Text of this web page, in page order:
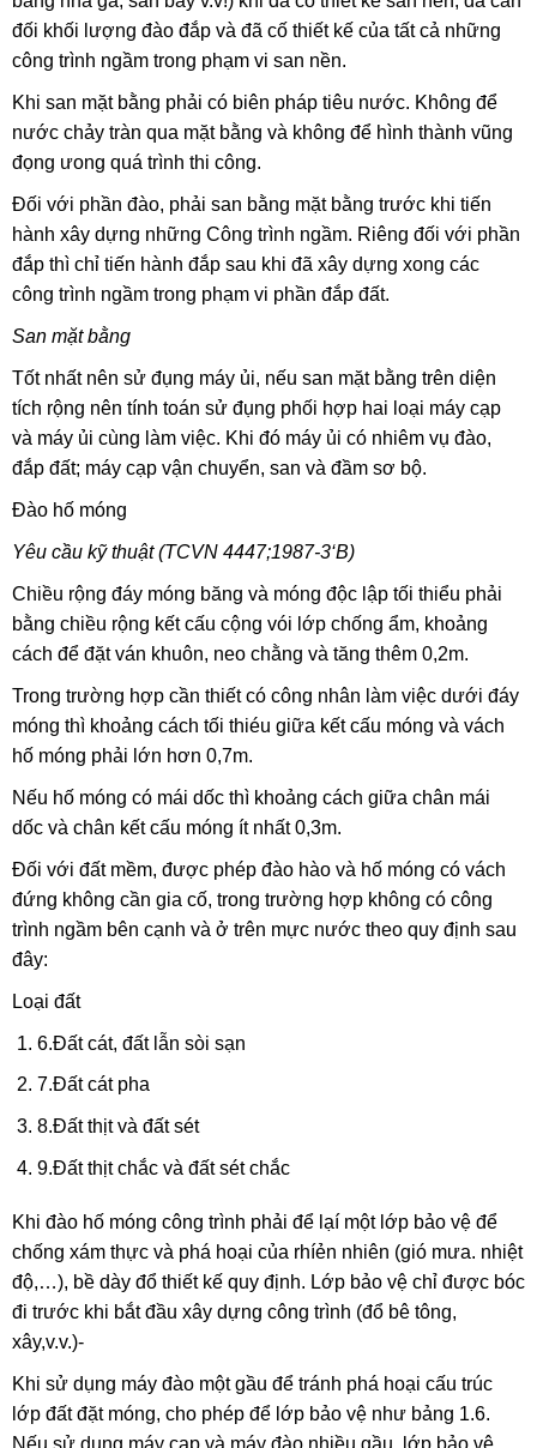
đối khối lượng đào đắp và đã cố thiết kế của tất cả những
công trình ngầm trong phạm vi san nền.
Khi san mặt bằng phải có biên pháp tiêu nước. Không để
nước chảy tràn qua mặt bằng và không để hình thành vũng
đọng ưong quá trình thi công.
Đối với phần đào, phải san bằng mặt bằng trước khi tiến
hành xây dựng những Công trình ngầm. Riêng đối với phần
đắp thì chỉ tiến hành đắp sau khi đã xây dựng xong các
công trình ngầm trong phạm vi phần đắp đất.
San mặt bằng
Tốt nhất nên sử đụng máy ủi, nếu san mặt bằng trên diện
tích rộng nên tính toán sử đụng phối hợp hai loại máy cạp
và máy ủi cùng làm việc. Khi đó máy ủi có nhiêm vụ đào,
đắp đất; máy cạp vận chuyển, san và đầm sơ bộ.
Đào hố móng
Yêu cầu kỹ thuật (TCVN 4447;1987-3‘B)
Chiều rộng đáy móng băng và móng độc lập tối thiểu phải
bằng chiều rộng kết cấu cộng vói lớp chống ẩm, khoảng
cách để đặt ván khuôn, neo chằng và tăng thêm 0,2m.
Trong trường hợp cần thiết có công nhân làm việc dưới đáy
móng thì khoảng cách tối thiéu giữa kết cấu móng và vách
hố móng phải lớn hơn 0,7m.
Nếu hố móng có mái dốc thì khoảng cách giữa chân mái
dốc và chân kết cấu móng ít nhất 0,3m.
Đối với đất mềm, được phép đào hào và hố móng có vách
đứng không cần gia cố, trong trường hợp không có công
trình ngầm bên cạnh và ở trên mực nước theo quy định sau
đây:
Loại đất
6.Đất cát, đất lẫn sòi sạn
7.Đất cát pha
8.Đất thịt và đất sét
9.Đất thịt chắc và đất sét chắc
Khi đào hố móng công trình phải để lạí một lớp bảo vệ để
chống xám thực và phá hoại của rhíẻn nhiên (gió mưa. nhiệt
độ,…), bề dày đổ thiết kế quy định. Lớp bảo vệ chỉ được bóc
đi trước khi bắt đầu xây dựng công trình (đổ bê tông,
xây,v.v.)-
Khi sử dụng máy đào một gầu để tránh phá hoại cấu trúc
lớp đất đặt móng, cho phép để lớp bảo vệ như bảng 1.6.